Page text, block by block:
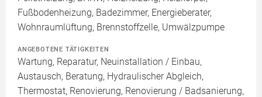
Fußbodenheizung, Badezimmer, Energieberater,
Wohnraumlüftung, Brennstoffzelle, Umwälzpumpe
ANGEBOTENE TÄTIGKEITEN
Wartung, Reparatur, Neuinstallation / Einbau,
Austausch, Beratung, Hydraulischer Abgleich,
Thermostat, Renovierung, Renovierung / Badsanierung,